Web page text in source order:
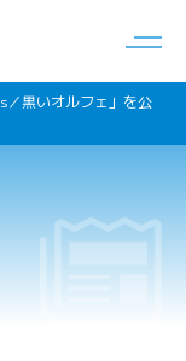
／黒いオルフェ」を公